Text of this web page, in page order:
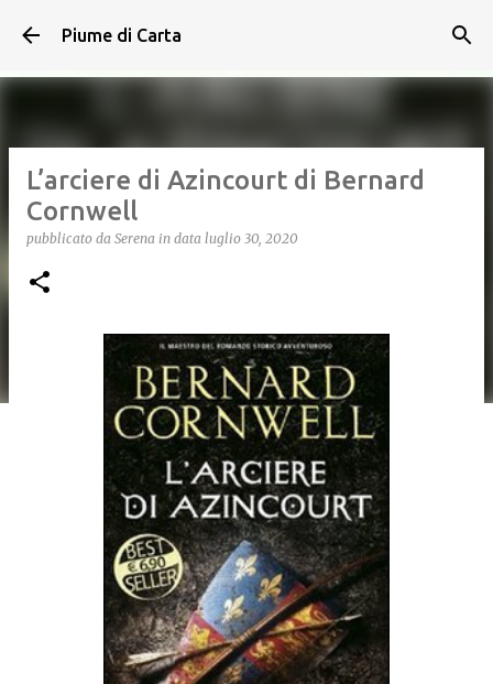
Passa ai contenuti principali
Piume di Carta
L’arciere di Azincourt di Bernard
Cornwell
pubblicato da Serena in data luglio 30, 2020